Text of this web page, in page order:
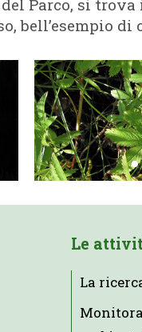
Parco, si
bell’esempio di
Le
La